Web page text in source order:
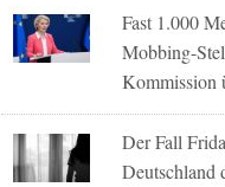
Fast 1.000
Mobbing-
Kommission
Der Fall
Deutschland